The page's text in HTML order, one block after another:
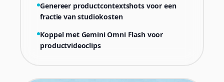
Genereer productcontextshots voor een
fractie van studiokosten
Koppel met Gemini Omni Flash voor
productvideoclips